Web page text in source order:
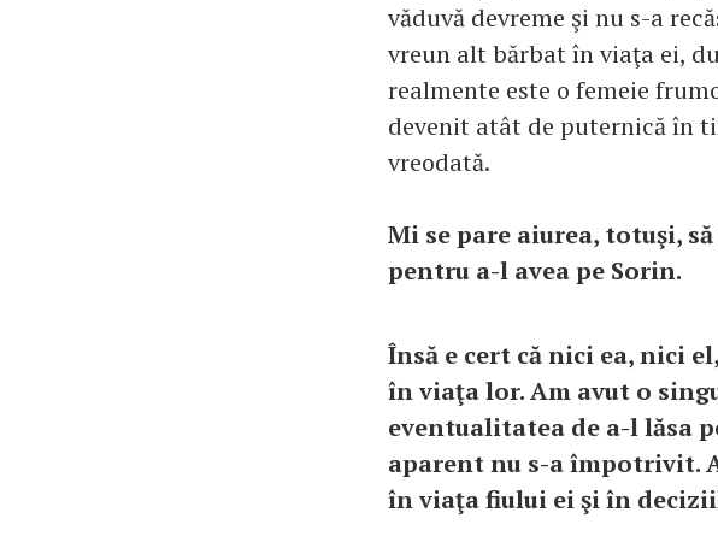
văduvă devreme şi nu s-a
vreun alt bărbat în viaţa ei,
realmente este o femeie
devenit atât de puternică în
vreodată.
Mi se pare aiurea, totuşi,
pentru a-l avea pe Sorin.
Însă e cert că nici ea, nici
în viaţa lor. Am avut o
eventualitatea de a-l lăsa
aparent nu s-a împotrivit.
în viaţa fiului ei şi în